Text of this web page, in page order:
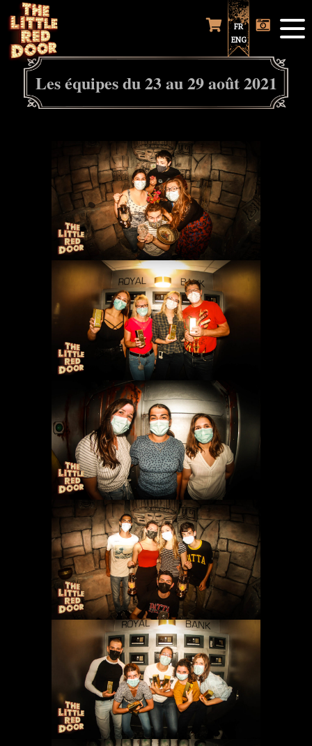
FR
ENG
Les équipes du 23 au 29 août 2021